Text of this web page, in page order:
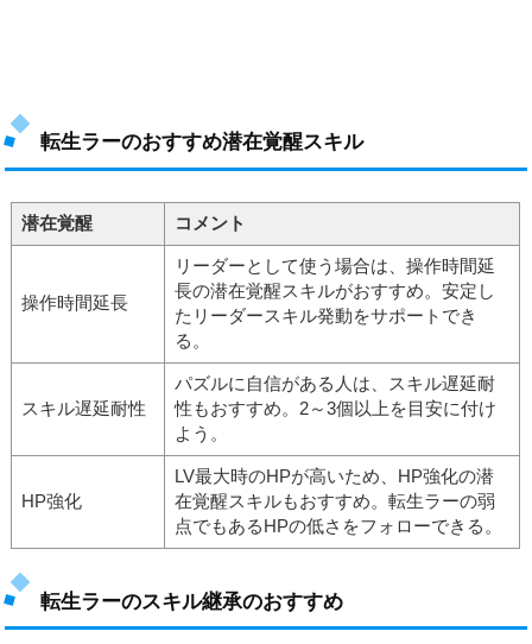
転生ラーのおすすめ潜在覚醒スキル
潜在覚醒 コメント
操作時間延長
リーダーとして使う場合は、操作時間延
長の潜在覚醒スキルがおすすめ。安定し
たリーダースキル発動をサポートでき
る。
スキル遅延耐性
パズルに自信がある人は、スキル遅延耐
性もおすすめ。2～3個以上を目安に付け
よう。
HP強化
LV最大時のHPが高いため、HP強化の潜
在覚醒スキルもおすすめ。転生ラーの弱
点でもあるHPの低さをフォローできる。
転生ラーのスキル継承のおすすめ